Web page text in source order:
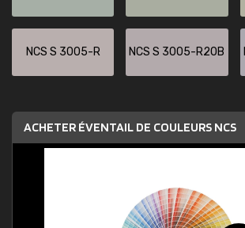
NCS S 3005-R NCS S 3005-R20B
ACHETER ÉVENTAIL DE COULEURS NCS